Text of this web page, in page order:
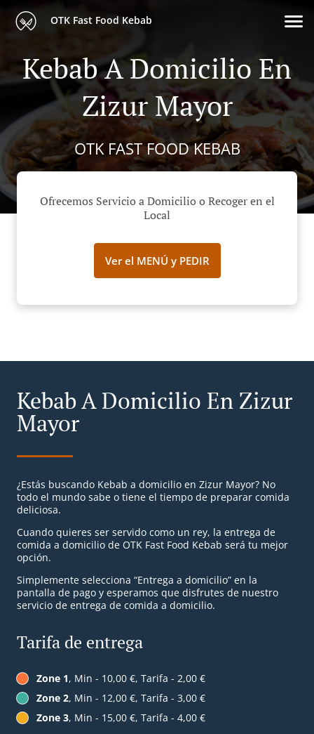
OTK Fast Food Kebab
Kebab A Domicilio En
Zizur Mayor
OTK FAST FOOD KEBAB
Ofrecemos Servicio a Domicilio o Recoger en el
Local
Ver el MENÚ y PEDIR
Kebab A Domicilio En Zizur
Mayor
¿Estás buscando Kebab a domicilio en Zizur Mayor? No
todo el mundo sabe o tiene el tiempo de preparar comida
deliciosa.
Cuando quieres ser servido como un rey, la entrega de
comida a domicilio de OTK Fast Food Kebab será tu mejor
opción.
Simplemente selecciona “Entrega a domicilio” en la
pantalla de pago y esperamos que disfrutes de nuestro
servicio de entrega de comida a domicilio.
Tarifa de entrega
Zone 1, Min - 10,00 €, Tarifa - 2,00 €
Zone 2, Min - 12,00 €, Tarifa - 3,00 €
Zone 3, Min - 15,00 €, Tarifa - 4,00 €